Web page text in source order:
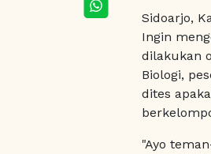
Sidoarjo,
Ingin
dilakukan
Biologi,
dites
"Ayo